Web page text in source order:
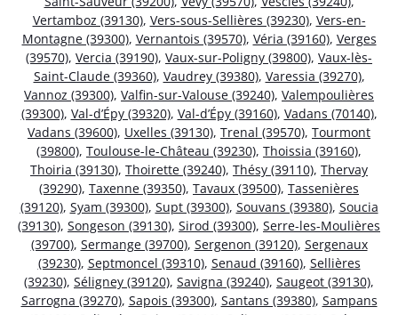
Vertamboz (39130), Vers-sous-Sellières (39230), Vers-en-
Montagne (39300), Vernantois (39570), Véria (39160), Verges
(39570), Vercia (39190), Vaux-sur-Poligny (39800), Vaux-lès-
Saint-Claude (39360), Vaudrey (39380), Varessia (39270),
Vannoz (39300), Valfin-sur-Valouse (39240), Valempoulières
(39300), Val-d’Épy (39320), Val-d’Épy (39160), Vadans (70140),
Vadans (39600), Uxelles (39130), Trenal (39570), Tourmont
(39800), Toulouse-le-Château (39230), Thoissia (39160),
Thoiria (39130), Thoirette (39240), Thésy (39110), Thervay
(39290), Taxenne (39350), Tavaux (39500), Tassenières
(39120), Syam (39300), Supt (39300), Souvans (39380), Soucia
(39130), Songeson (39130), Sirod (39300), Serre-les-Moulières
(39700), Sermange (39700), Sergenon (39120), Sergenaux
(39230), Septmoncel (39310), Senaud (39160), Sellières
(39230), Séligney (39120), Savigna (39240), Saugeot (39130),
Sarrogna (39270), Sapois (39300), Santans (39380), Sampans